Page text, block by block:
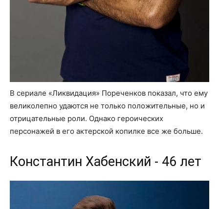
В сериале «Ликвидация» Пореченков показал, что ему
великолепно удаются не только положительные, но и
отрицательные роли. Однако героических
персонажей в его актерской копилке все же больше.
Константин Хабенский - 46 лет